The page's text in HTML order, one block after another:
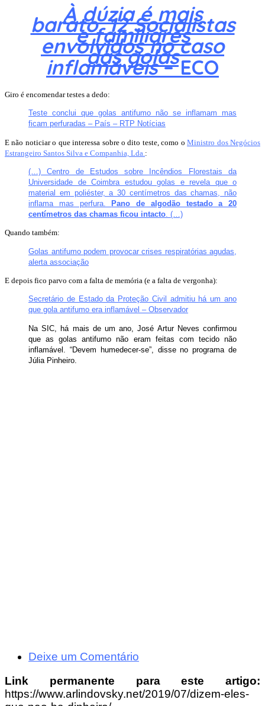
À dúzia é mais
barato. 12 Socialistas
e familiares
envolvidos no caso
das golas
inflamáveis– ECO
Giro é encomendar testes a dedo:
Teste conclui que golas antifumo não se inflamam mas
ficam perfuradas – País – RTP Notícias
E não noticiar o que interessa sobre o dito teste, como oMinistro dos Negócios
Estrangeiro Santos Silva e Companhia, Lda. :
(…) Centro de Estudos sobre Incêndios Florestais da
Universidade de Coimbra estudou golas e revela que o
material em poliéster, a 30 centímetros das chamas, não
inflama mas perfura.
Pano de algodão testado a 20
centímetros das chamas ficou intacto. (…)
Quando também:
Golas antifumo podem provocar crises respiratórias agudas,
alerta associação
E depois fico parvo com a falta de memória (e a falta de vergonha):
Secretário de Estado da Proteção Civil admitiu há um ano
que gola antifumo era inflamável – Observador
Na SIC, há mais de um ano, José Artur Neves confirmou
que as golas antifumo não eram feitas com tecido não
inflamável. “Devem humedecer-se”, disse no programa de
Júlia Pinheiro.
Deixe um Comentário
Link permanente para este artigo:
https://www.arlindovsky.net/2019/07/dizem-eles-